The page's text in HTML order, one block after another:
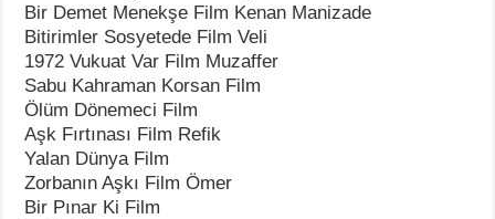
Bir Demet Menekşe Film Kenan Manizade
Bitirimler Sosyetede Film Veli
1972 Vukuat Var Film Muzaffer
Sabu Kahraman Korsan Film
Ölüm Dönemeci Film
Aşk Fırtınası Film Refik
Yalan Dünya Film
Zorbanın Aşkı Film Ömer
Bir Pınar Ki Film